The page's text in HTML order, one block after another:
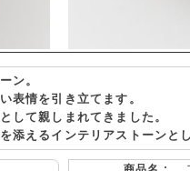
ン。
表情を引き立てます。
して親しまれてきました。
えるインテリアストーンと